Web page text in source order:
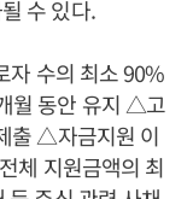
수 있다.
자 수의 최소 90%
월 동안 유지 △고
출 △자금지원 이
체 지원금액의 최